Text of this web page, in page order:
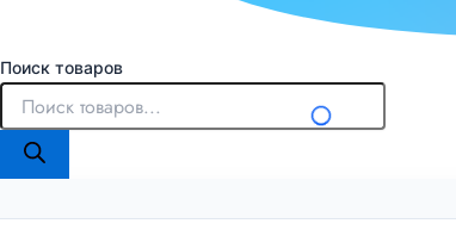
Поиск товаров